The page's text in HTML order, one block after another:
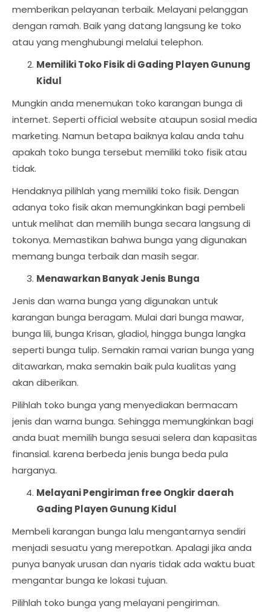
memberikan pelayanan terbaik. Melayani pelanggan
dengan ramah. Baik yang datang langsung ke toko
atau yang menghubungi melalui telephon.
Memiliki Toko Fisik di Gading Playen Gunung
Kidul
Mungkin anda menemukan toko karangan bunga di
internet. Seperti official website ataupun sosial media
marketing. Namun betapa baiknya kalau anda tahu
apakah toko bunga tersebut memiliki toko fisik atau
tidak.
Hendaknya pilihlah yang memiliki toko fisik. Dengan
adanya toko fisik akan memungkinkan bagi pembeli
untuk melihat dan memilih bunga secara langsung di
tokonya. Memastikan bahwa bunga yang digunakan
memang bunga terbaik dan masih segar.
Menawarkan Banyak Jenis Bunga
Jenis dan warna bunga yang digunakan untuk
karangan bunga beragam. Mulai dari bunga mawar,
bunga lili, bunga Krisan, gladiol, hingga bunga langka
seperti bunga tulip. Semakin ramai varian bunga yang
ditawarkan, maka semakin baik pula kualitas yang
akan diberikan.
Pilihlah toko bunga yang menyediakan bermacam
jenis dan warna bunga. Sehingga memungkinkan bagi
anda buat memilih bunga sesuai selera dan kapasitas
finansial. karena berbeda jenis bunga beda pula
harganya.
Melayani Pengiriman free Ongkir daerah
Gading Playen Gunung Kidul
Membeli karangan bunga lalu mengantarnya sendiri
menjadi sesuatu yang merepotkan. Apalagi jika anda
punya banyak urusan dan nyaris tidak ada waktu buat
mengantar bunga ke lokasi tujuan.
Pilihlah toko bunga yang melayani pengiriman.